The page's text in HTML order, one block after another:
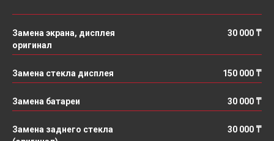
Замена экрана, дисплея
оригинал
30 000 ₸
Замена стекла дисплея 150 000 ₸
Замена батареи 30 000 ₸
Замена заднего стекла
30 000 ₸